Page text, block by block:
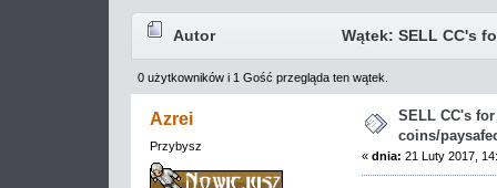
Autor Wątek: SELL CC's
razy)
0 użytkowników i 1 Gość przegląda ten wątek.
Azrei
Przybysz
SELL CC's
coins/
« dnia: 21 Luty 2017,